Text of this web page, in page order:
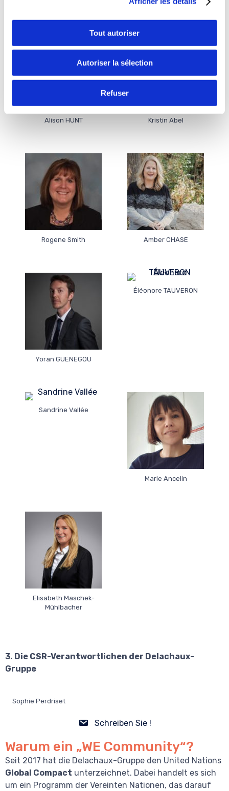
Tout autoriser
Autoriser la sélection
Refuser
- Marie Ancelin - France
Alison HUNT Kristin Abel
Rogene Smith Amber CHASE
Yoran GUENEGOU
Éléonore TAUVERON
Sandrine Vallée
Marie Ancelin
Elisabeth Maschek-
Mühlbacher
3. Die CSR-Verantwortlichen der Delachaux-
Gruppe
Sophie Perdriset
Schreiben Sie !
Warum ein „WE Community“?
Seit 2017 hat die Delachaux-Gruppe den United Nations
Global Compact unterzeichnet. Dabei handelt es sich
um ein Programm der Vereinten Nationen, das darauf